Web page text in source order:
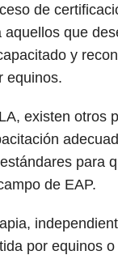
de
aquellos que
y
equinos.
existen otros
para
de EAP.
por equinos